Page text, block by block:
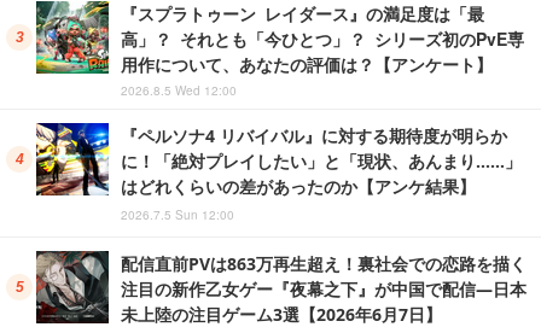
『スプラトゥーン レイダース』の満足度は「最
高」？ それとも「今ひとつ」？ シリーズ初のPvE専
用作について、あなたの評価は？【アンケート】
2026.8.5 Wed 12:00
『ペルソナ4 リバイバル』に対する期待度が明らか
に！「絶対プレイしたい」と「現状、あんまり……」
はどれくらいの差があったのか【アンケ結果】
2026.7.5 Sun 12:00
配信直前PVは863万再生超え！裏社会での恋路を描く
注目の新作乙女ゲー『夜幕之下』が中国で配信―日本
未上陸の注目ゲーム3選【2026年6月7日】